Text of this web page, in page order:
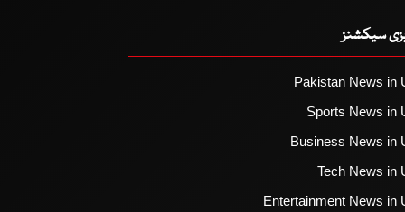
سیکشنز
Pakistan News in
Sports News in
Business News in
Tech News in
Entertainment News in